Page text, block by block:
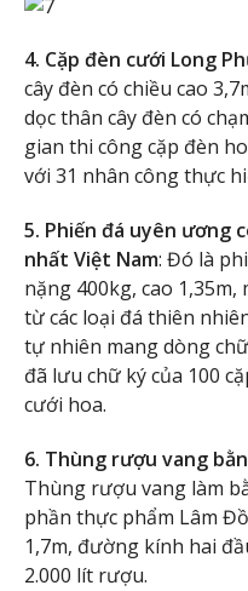
4. Cặp đèn cưới Long
cây đèn có chiều cao
dọc thân cây đèn có
gian thi công cặp đèn
với 31 nhân công thực
5. Phiến đá uyên ương
nhất Việt Nam: Đó là
nặng 400kg, cao
từ các loại đá thiên
tự nhiên mang dòng
đã lưu chữ ký của 100
cưới hoa.
6. Thùng rượu vang
Thùng rượu vang làm
phần thực phẩm Lâm
1,7m, đường kính hai
2.000 lít rượu.